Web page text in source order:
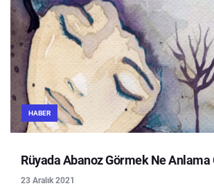
HABER
Rüyada Abanoz Görmek Ne Anlama
23 Aralık 2021